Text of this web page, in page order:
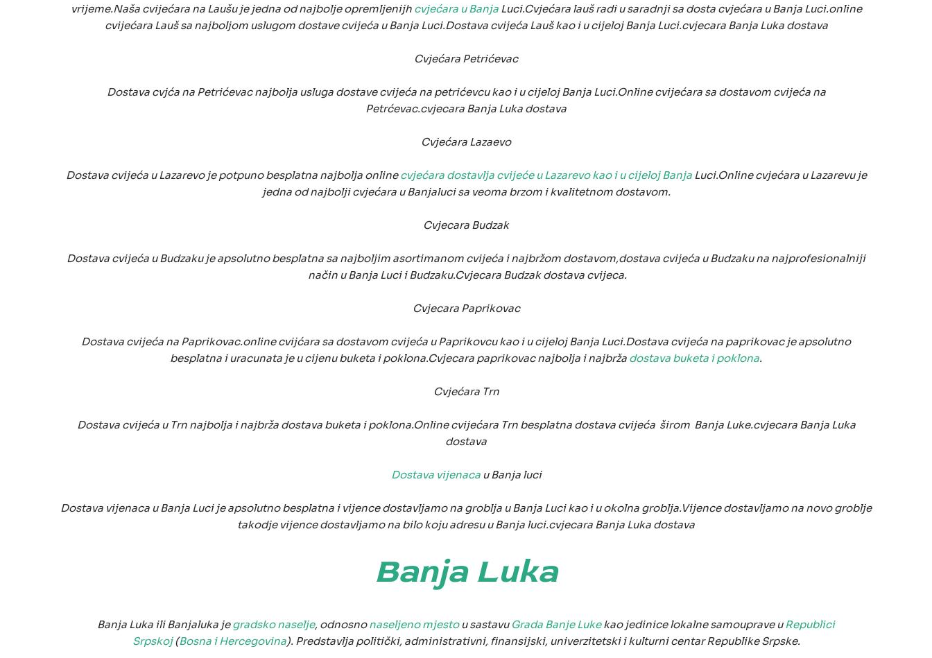
vrijeme.Naša cvijećara na Laušu je jedna od najbolje opremljenijh cvjećara u BanjaLuci.Cvjećara lauš radi u saradnji sa dosta cvjećara u Banja Luci.online
cvijećara Lauš sa najboljom uslugom dostave cvijeća u Banja Luci.Dostava cvijeća Lauš kao i u cijeloj Banja Luci.cvjecara Banja Luka dostava
Cvjećara Petrićevac
Dostava cvjća na Petrićevac najbolja usluga dostave cvijeća na petrićevcu kao i u cijeloj Banja Luci.Online cvijećara sa dostavom cvijeća na
Petrćevac.cvjecara Banja Luka dostava
Cvjećara Lazaevo
Dostava cvijeća u Lazarevo je potpuno besplatna najbolja onlinecvjećara dostavlja cvijeće u Lazarevo kao i u cijeloj BanjaLuci.Online cvjećara u Lazarevu je
jedna od najbolji cvjećara u Banjaluci sa veoma brzom i kvalitetnom dostavom.
Cvjecara Budzak
Dostava cvijeća u Budzaku je apsolutno besplatna sa najboljim asortimanom cvijeća i najbržom dostavom,dostava cvijeća u Budzaku na najprofesionalniji
način u Banja Luci i Budzaku.Cvjecara Budzak dostava cvijeca.
Cvjecara Paprikovac
Dostava cvijeća na Paprikovac.online cvijćara sa dostavom cvijeća u Paprikovcu kao i u cijeloj Banja Luci.Dostava cvijeća na paprikovac je apsolutno
besplatna i uracunata je u cijenu buketa i poklona.Cvjecara paprikovac najbolja i najbrža dostava buketa i poklona.
Cvjećara Trn
Dostava cvijeća u Trn najbolja i najbrža dostava buketa i poklona.Online cvijećara Trn besplatna dostava cvijeća širom Banja Luke.cvjecara Banja Luka
dostava
Dostava vijenacau Banja luci
Dostava vijenaca u Banja Luci je apsolutno besplatna i vijence dostavljamo na groblja u Banja Luci kao i u okolna groblja.Vijence dostavljamo na novo groblje
takodje vijence dostavljamo na bilo koju adresu u Banja luci.cvjecara Banja Luka dostava
Banja Luka
Banja Luka ili Banjaluka jegradsko naselje, odnosnonaseljeno mjestou sastavu Grada Banje Lukekao jedinice lokalne samouprave u Republici
Srpskoj(Bosna i Hercegovina). Predstavlja politički, administrativni, finansijski, univerzitetski i kulturni centar Republike Srpske.